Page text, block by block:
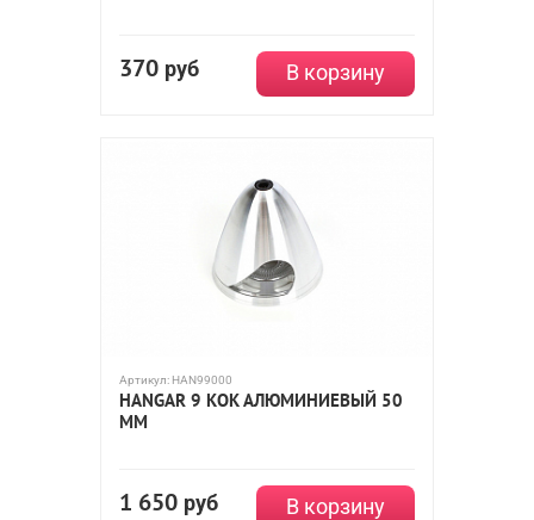
370 руб В корзину
Артикул: HAN99000
HANGAR 9 КОК АЛЮМИНИЕВЫЙ 50
ММ
1 650 руб В корзину